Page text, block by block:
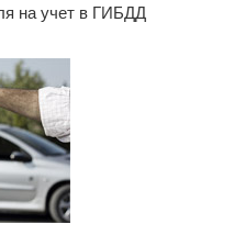
на учет в ГИБДД